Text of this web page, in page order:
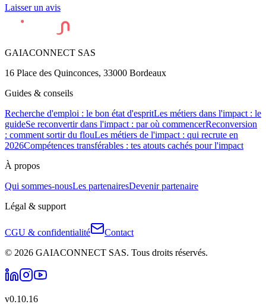
Laisser un avis
GAIACONNECT SAS
16 Place des Quinconces, 33000 Bordeaux
Guides & conseils
Recherche d'emploi : le bon état d'espritLes métiers dans l'impact : le
guideSe reconvertir dans l'impact : par où commencerReconversion
: comment sortir du flouLes métiers de l'impact : qui recrute en
2026Compétences transférables : tes atouts cachés pour l'impact
À propos
Qui sommes-nousLes partenairesDevenir partenaire
Légal & support
CGU & confidentialité
Contact
© 2026 GAIACONNECT SAS. Tous droits réservés.
v0.10.16